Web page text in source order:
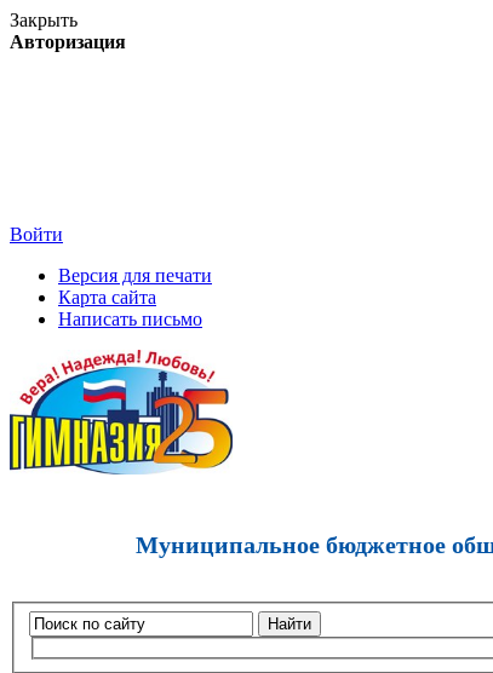
Закрыть
Авторизация
Войти
Версия для печати
Карта сайта
Написать письмо
Муниципальное бюджетное
Найти